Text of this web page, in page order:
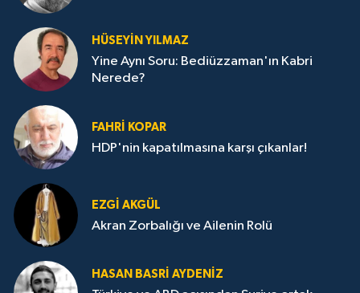
HÜSEYIN YILMAZ
Yine Aynı Soru: Bediüzzaman'ın Kabri
Nerede?
FAHRI KOPAR
HDP'nin kapatılmasına karşı çıkanlar!
EZGI AKGÜL
Akran Zorbalığı ve Ailenin Rolü
HASAN BASRI AYDENIZ